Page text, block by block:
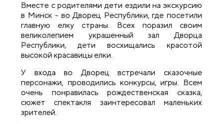
Вместе с родителями дети ездили на экскурсию
в Минск - во Дворец Республики, где посетили
главную елку страны. Всех поразил своим
великолепием украшенный зал Дворца
Республики, дети восхищались красотой
высокой красавицы елки.
У входа во Дворец встречали сказочные
персонажи, проводились конкурсы, игры. Всем
очень понравилась рождественская сказка,
сюжет спектакля заинтересовал маленьких
зрителей.